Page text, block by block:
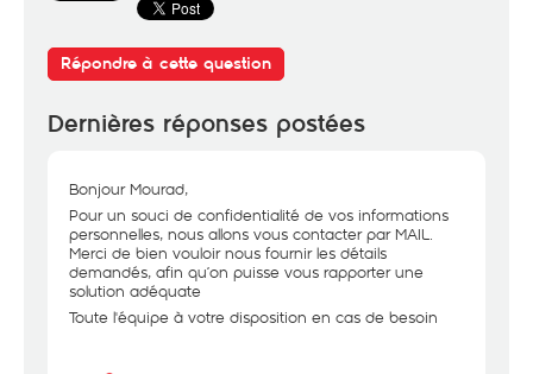
Répondre à cette question
Dernières réponses postées
Bonjour Mourad,
Pour un souci de confidentialité de vos informations
personnelles, nous allons vous contacter par MAIL.
Merci de bien vouloir nous fournir les détails
demandés, afin qu’on puisse vous rapporter une
solution adéquate
Toute l'équipe à votre disposition en cas de besoin